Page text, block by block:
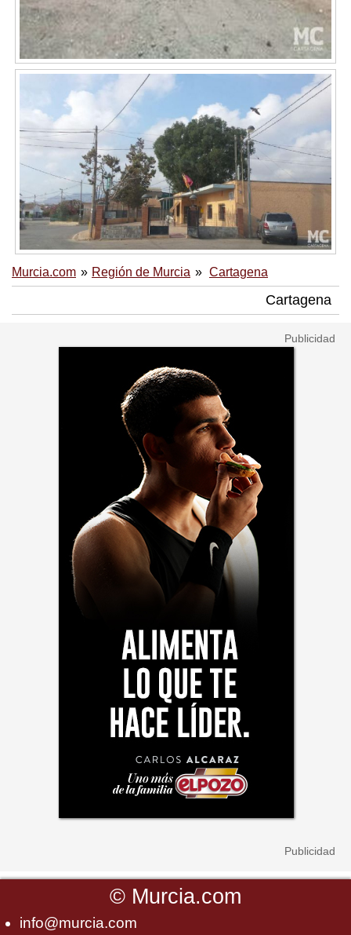
Murcia.com Región de Murcia Cartagena
Cartagena
© Murcia.com
info@murcia.com